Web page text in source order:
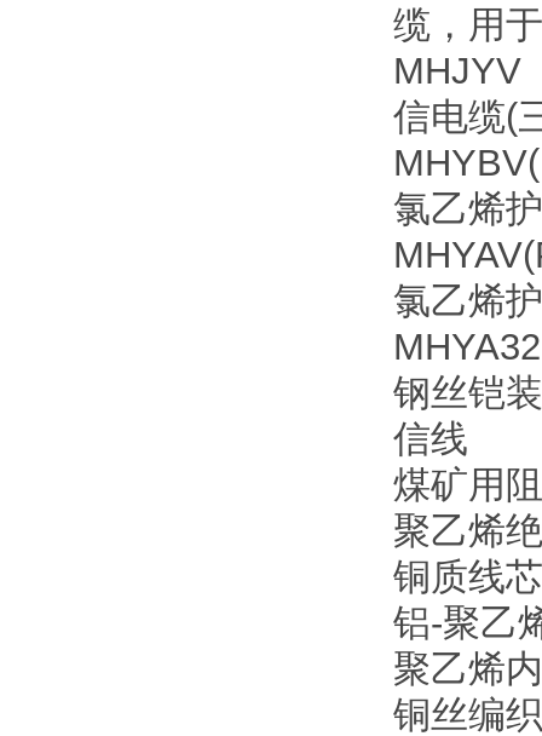
缆，用
MHJYV
信电缆(
氯乙烯
氯乙烯
钢丝铠
信线
煤矿用
聚乙
铜质
铝-聚
聚乙烯
铜丝